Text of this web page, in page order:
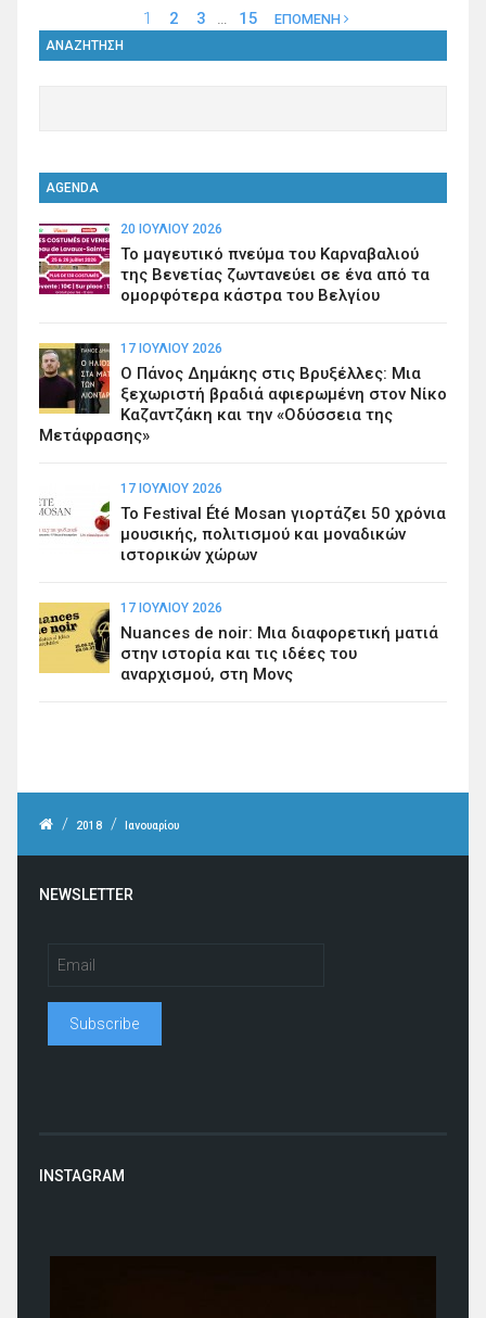
1 2 3 … 15 ΕΠΟΜΕΝΗ
ΑΝΑΖΗΤΗΣΗ
AGENDA
20 ΙΟΥΛΊΟΥ 2026
Το μαγευτικό πνεύμα του Καρναβαλιού
της Βενετίας ζωντανεύει σε ένα από τα
ομορφότερα κάστρα του Βελγίου
17 ΙΟΥΛΊΟΥ 2026
Ο Πάνος Δημάκης στις Βρυξέλλες: Μια
ξεχωριστή βραδιά αφιερωμένη στον Νίκο
Καζαντζάκη και την «Οδύσσεια της
Μετάφρασης»
17 ΙΟΥΛΊΟΥ 2026
Το Festival Été Mosan γιορτάζει 50 χρόνια
μουσικής, πολιτισμού και μοναδικών
ιστορικών χώρων
17 ΙΟΥΛΊΟΥ 2026
Nuances de noir: Μια διαφορετική ματιά
στην ιστορία και τις ιδέες του
αναρχισμού, στη Μονς
/ 2018 / Ιανουαρίου
NEWSLETTER
INSTAGRAM